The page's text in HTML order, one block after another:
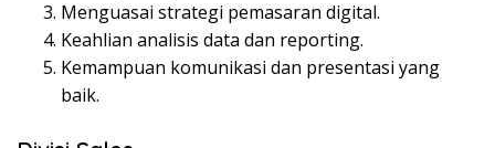
Menguasai strategi pemasaran digital.
Keahlian analisis data dan reporting.
Kemampuan komunikasi dan presentasi yang
baik.